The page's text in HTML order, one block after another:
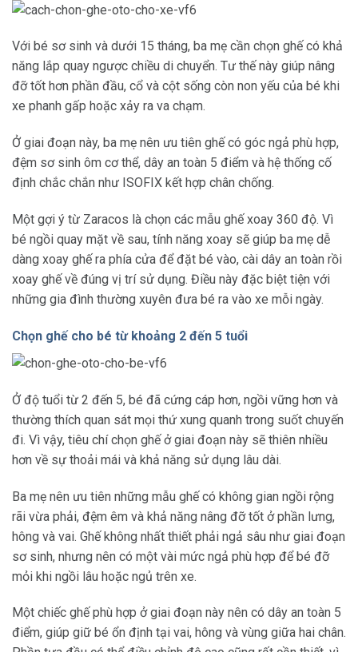
Với bé sơ sinh và dưới 15 tháng, ba mẹ cần chọn ghế có khả
năng lắp quay ngược chiều di chuyển. Tư thế này giúp nâng
đỡ tốt hơn phần đầu, cổ và cột sống còn non yếu của bé khi
xe phanh gấp hoặc xảy ra va chạm.
Ở giai đoạn này, ba mẹ nên ưu tiên ghế có góc ngả phù hợp,
đệm sơ sinh ôm cơ thể, dây an toàn 5 điểm và hệ thống cố
định chắc chắn như ISOFIX kết hợp chân chống.
Một gợi ý từ Zaracos là chọn các mẫu ghế xoay 360 độ. Vì
bé ngồi quay mặt về sau, tính năng xoay sẽ giúp ba mẹ dễ
dàng xoay ghế ra phía cửa để đặt bé vào, cài dây an toàn rồi
xoay ghế về đúng vị trí sử dụng. Điều này đặc biệt tiện với
những gia đình thường xuyên đưa bé ra vào xe mỗi ngày.
Chọn ghế cho bé từ khoảng 2 đến 5 tuổi
Ở độ tuổi từ 2 đến 5, bé đã cứng cáp hơn, ngồi vững hơn và
thường thích quan sát mọi thứ xung quanh trong suốt chuyến
đi. Vì vậy, tiêu chí chọn ghế ở giai đoạn này sẽ thiên nhiều
hơn về sự thoải mái và khả năng sử dụng lâu dài.
Ba mẹ nên ưu tiên những mẫu ghế có không gian ngồi rộng
rãi vừa phải, đệm êm và khả năng nâng đỡ tốt ở phần lưng,
hông và vai. Ghế không nhất thiết phải ngả sâu như giai đoạn
sơ sinh, nhưng nên có một vài mức ngả phù hợp để bé đỡ
mỏi khi ngồi lâu hoặc ngủ trên xe.
Một chiếc ghế phù hợp ở giai đoạn này nên có dây an toàn 5
điểm, giúp giữ bé ổn định tại vai, hông và vùng giữa hai chân.